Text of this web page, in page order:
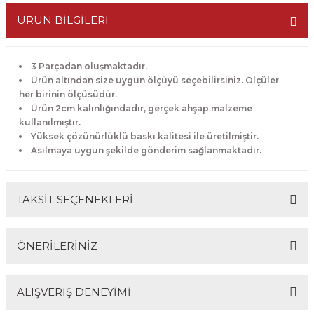
ÜRÜN BİLGİLERİ
3 Parçadan oluşmaktadır.
Ürün altından size uygun ölçüyü seçebilirsiniz. Ölçüler
her birinin ölçüsüdür.
Ürün 2cm kalınlığındadır, gerçek ahşap malzeme
kullanılmıştır.
Yüksek çözünürlüklü baskı kalitesi ile üretilmiştir.
Asılmaya uygun şekilde gönderim sağlanmaktadır.
TAKSİT SEÇENEKLERİ
ÖNERİLERİNİZ
Bu ürünün fiyat bilgisi, resim, ürün açıklamalarında ve
ALIŞVERİŞ DENEYİMİ